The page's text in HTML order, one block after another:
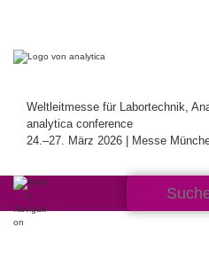
Weltleitmesse für Labortechnik,
analytica conference
24.–27. März 2026 | Messe